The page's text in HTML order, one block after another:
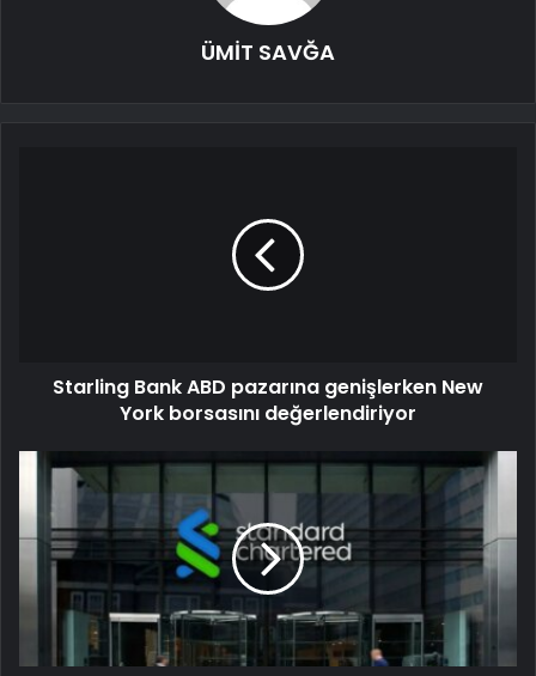
ÜMİT SAVĞA
Starling Bank ABD pazarına genişlerken New
York borsasını değerlendiriyor